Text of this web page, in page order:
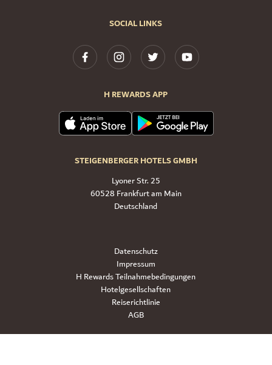
SOCIAL LINKS
H REWARDS APP
STEIGENBERGER HOTELS GMBH
Lyoner Str. 25
60528 Frankfurt am Main
Deutschland
Datenschutz
Impressum
H Rewards Teilnahmebedingungen
Hotelgesellschaften
Reiserichtlinie
AGB